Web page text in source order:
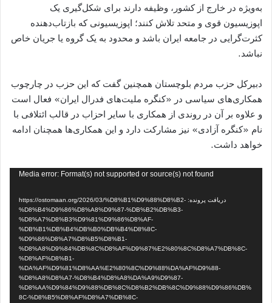
به‌ویژه در خارج از کشور، وظیفه دارند برای شکل‌گیری یک
اپوزیسیون قوی و متحد تلاش کنند؛ اپوزیسیونی که بازتاب‌دهنده
کثرت‌گرایی در جامعه ایران باشد و محدود به یک گروه یا جریان خاص
نباشد.
دبیرکل حزب مردم بلوچستان همچنین گفت که این حزب در چارچوب
همکاری‌های سیاسی در «کنگره ملیت‌های فدرال ایران» فعال است
و علاوه بر آن در روندی از همکاری با سایر احزاب در قالب ائتلافی با
نام «کنگره آزادی» نیز مشارکت دارد و این همکاری‌ها همچنان ادامه
خواهد داشت.
Media error: Format(s) not supported or source(s) not found
دریافت پرونده: https://ostomaan.org/2026/03/%D8%B1%D9%88%D8%B2-
%D8%B4%D9%86%D8%A8%D9%87-%DB%B2%DB%B3-
%D8%A7%D8%B3%D9%81%D9%86%D8%AF-
%DB%B1%DB%B4%DB%B0%DB%B4%D8%8C-
%D9%86%D8%A7%D8%B5%D8%B1-
%D8%A8%D9%84%DB%8C%D8%AF%D9%87%E2%80%8C%D8%A7%DB%8C-
%D8%AF%D8%B1-
%DA%AF%D9%81%D8%AA%E2%80%8C%D9%88%DA%AF%D9%88-
%D8%A8%D8%A7-%D8%B4%D8%A8%DA%A9%D9%87-
%D8%AA%D9%84%D9%88%DB%8C%D8%B2%DB%8C%D9%88%D9%86%DB%
8C-%D8%B5%D8%AF%D8%A7%DB%8C-